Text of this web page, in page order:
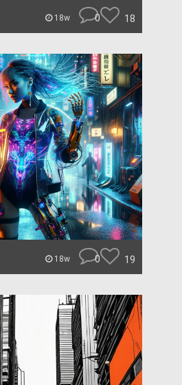
18w 0 18
18w 0 19